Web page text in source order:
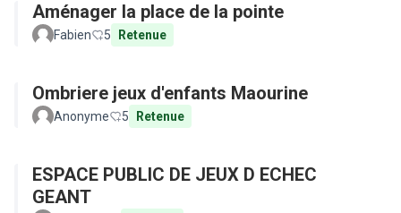
Aménager la place de la pointe
Fabien 5 Retenue
Ombriere jeux d'enfants Maourine
Anonyme 5 Retenue
ESPACE PUBLIC DE JEUX D ECHEC
GEANT